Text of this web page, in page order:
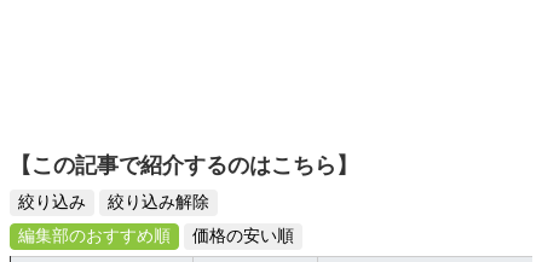
【この記事で紹介するのはこちら】
絞り込み
絞り込み解除
編集部のおすすめ順
価格の安い順